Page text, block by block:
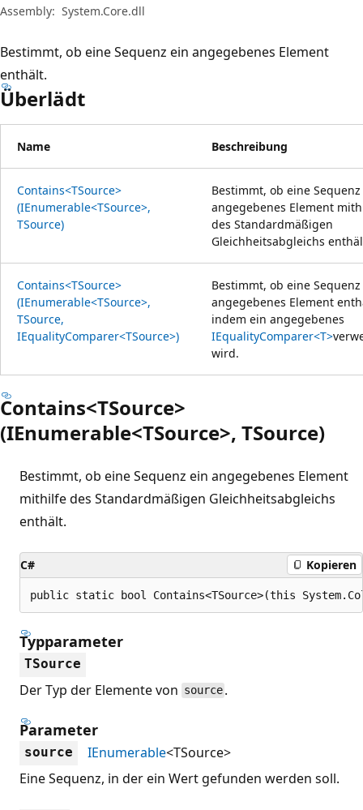
Assembly: System.Core.dll
Bestimmt, ob eine Sequenz ein angegebenes Element
enthält.
Überlädt
Name Beschreibung
Contains<TSource>
(IEnumerable<TSource>,
TSource)
Bestimmt, ob eine
angegebenes Element
des Standardmäßigen
Gleichheitsabgleichs
Contains<TSource>
(IEnumerable<TSource>,
TSource,
IEqualityComparer<TSource>)
Bestimmt, ob eine
angegebenes Element
indem ein angegebenes
IEqualityComparer<T>
wird.
Contains<TSource>
(IEnumerable<TSource>, TSource)
Bestimmt, ob eine Sequenz ein angegebenes Element
mithilfe des Standardmäßigen Gleichheitsabgleichs
enthält.
C# Kopieren
public static bool Contains<TSource>(this
Typparameter
TSource
Der Typ der Elemente von source .
Parameter
source IEnumerable<TSource>
Eine Sequenz, in der ein Wert gefunden werden soll.